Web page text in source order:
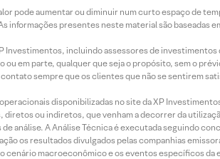
pode aumentar ou diminuir num curto espaço de
presentes neste material são baseadas
incluindo assessores de investimentos
em parte, qualquer que seja o propósito, sem o
sempre que os clientes que não se sentirem
disponibilizadas no site da XP
ou indiretos, que venham a decorrer da
análise. A Análise Técnica é executada seguindo
os resultados divulgados pelas companhias
macroeconômico e os eventos específicos